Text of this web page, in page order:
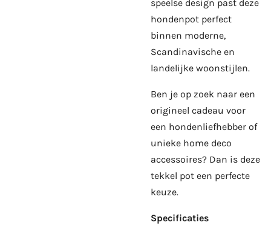
speelse design past deze
hondenpot perfect
binnen moderne,
Scandinavische en
landelijke woonstijlen.
Ben je op zoek naar een
origineel cadeau voor
een hondenliefhebber of
unieke home deco
accessoires? Dan is deze
tekkel pot een perfecte
keuze.
Specificaties